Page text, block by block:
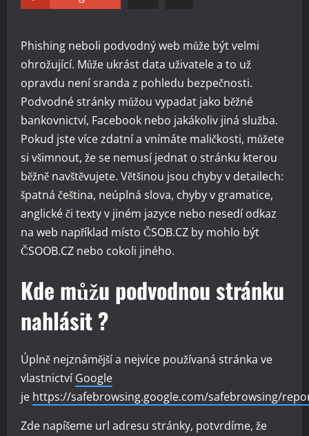
Phishing neboli podvodný web může být velmi
ohrožující. Může ukrást data uživatele a to už
opravdu není sranda z pohledu bezpečnosti.
Podvodné stránky můžou vypadat jako běžné
bankovnictví, Facebook nebo jakákoliv jiná služba.
Pokud jste více zdatní a vnímáte maličkosti, můžete
si všimnout, že se nemusí jednat o stránku kterou
běžně navštěvujete. Většinou jsou chyby v detailech:
špatná čeština, neúplná slova, chyby v gramatice,
anglické či texty v jiném jazyce nebo nesedí odkaz
na web například místo ČSOB.CZ by mohlo být
ČSOOB.CZ nebo cokoli jiného.
Kde můžu podvodnou stránku
nahlásit ?
Úplně nejznámější a nejvíce používaná stránka ve
vlastnictví Google
je https://safebrowsing.google.com/safebrowsing/
Zde napíšeme url adresu stránky, potvrdíme, že